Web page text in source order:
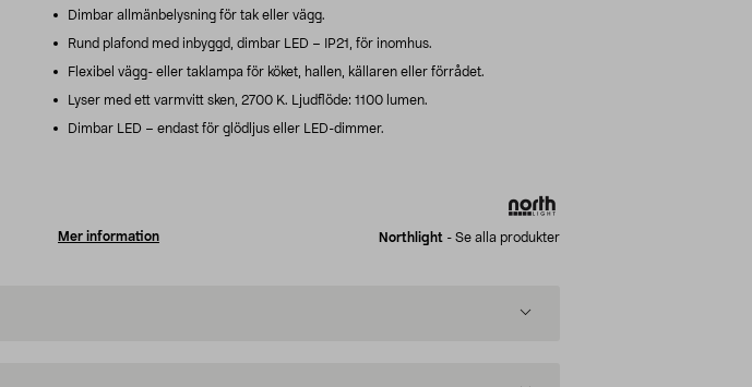
Dimbar allmänbelysning för tak eller vägg.
Rund plafond med inbyggd, dimbar LED – IP21, för inomhus.
Flexibel vägg- eller taklampa för köket, hallen, källaren eller förrådet.
Lyser med ett varmvitt sken, 2700 K. Ljudflöde: 1100 lumen.
Dimbar LED – endast för glödljus eller LED-dimmer.
Mer information Northlight - Se alla produkter